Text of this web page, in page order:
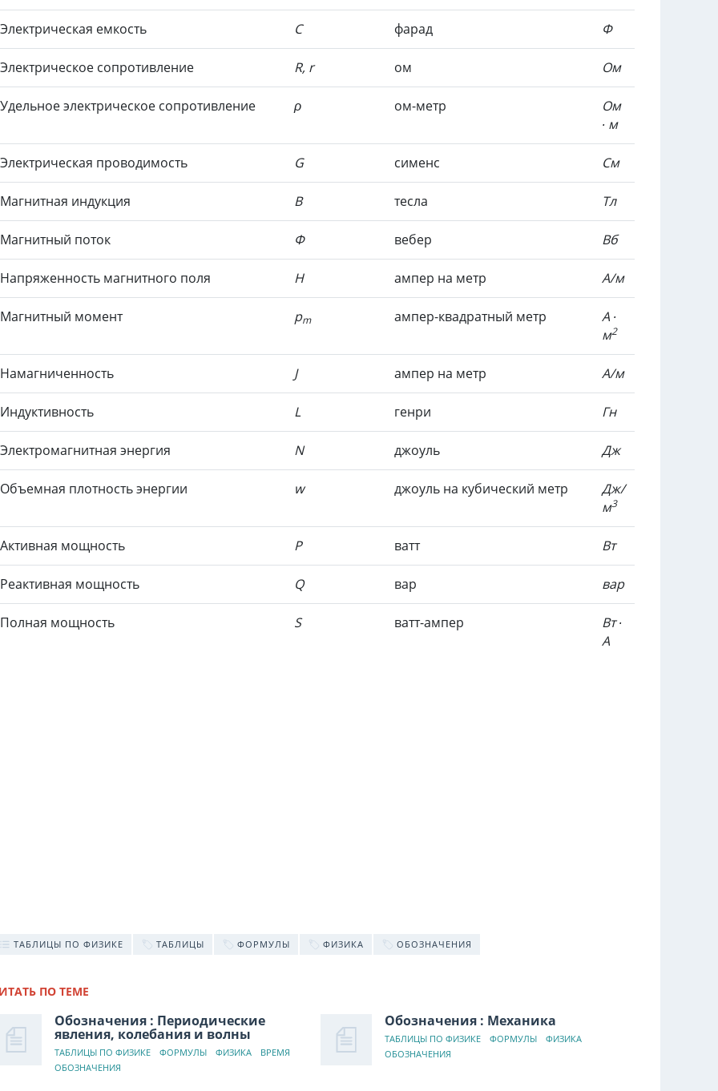
Электрическая емкость C фарад Ф
Электрическое сопротивление R, r ом Ом
Удельное электрическое сопротивление ρ ом-метр
Ом
∙ м
Электрическая проводимость G сименс См
Магнитная индукция B тесла Тл
Магнитный поток Ф вебер Вб
Напряженность магнитного поля H ампер на метр А/м
Магнитный момент pm ампер-квадратный метр
А ∙
м2
Намагниченность J ампер на метр А/м
Индуктивность L генри Гн
Электромагнитная энергия N джоуль Дж
Объемная плотность энергии w джоуль на кубический метр
Дж/
м3
Активная мощность P ватт Вт
Реактивная мощность Q вар вар
Полная мощность S ватт-ампер
Вт ∙
А
ТАБЛИЦЫ ПО ФИЗИКЕ ТАБЛИЦЫ ФОРМУЛЫ ФИЗИКА ОБОЗНАЧЕНИЯ
ПО ТЕМЕ
Обозначения : Периодические
явления, колебания и волны
ТАБЛИЦЫ ПО ФИЗИКЕ ФОРМУЛЫ ФИЗИКА
ВРЕМЯ
ОБОЗНАЧЕНИЯ
Обозначения : Механика
ТАБЛИЦЫ ПО ФИЗИКЕ ФОРМУЛЫ
ФИЗИКА
ОБОЗНАЧЕНИЯ